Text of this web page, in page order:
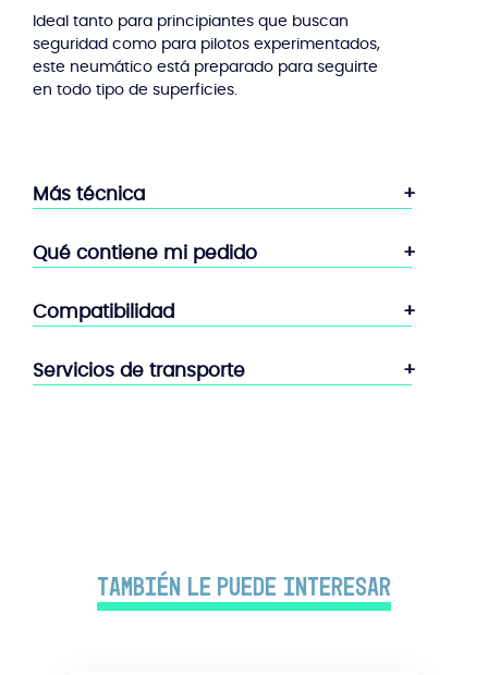
Ideal tanto para principiantes que buscan
seguridad como para pilotos experimentados,
este neumático está preparado para seguirte
en todo tipo de superficies.
Más técnica
Qué contiene mi pedido
Compatibilidad
Servicios de transporte
También le puede interesar